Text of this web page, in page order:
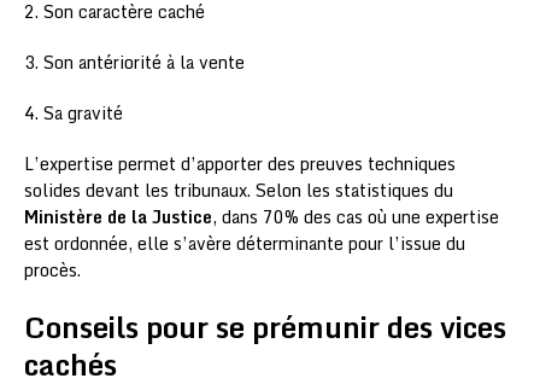
2. Son caractère caché
3. Son antériorité à la vente
4. Sa gravité
L’expertise permet d’apporter des preuves techniques
solides devant les tribunaux. Selon les statistiques du
Ministère de la Justice, dans 70% des cas où une expertise
est ordonnée, elle s’avère déterminante pour l’issue du
procès.
Conseils pour se prémunir des vices
cachés